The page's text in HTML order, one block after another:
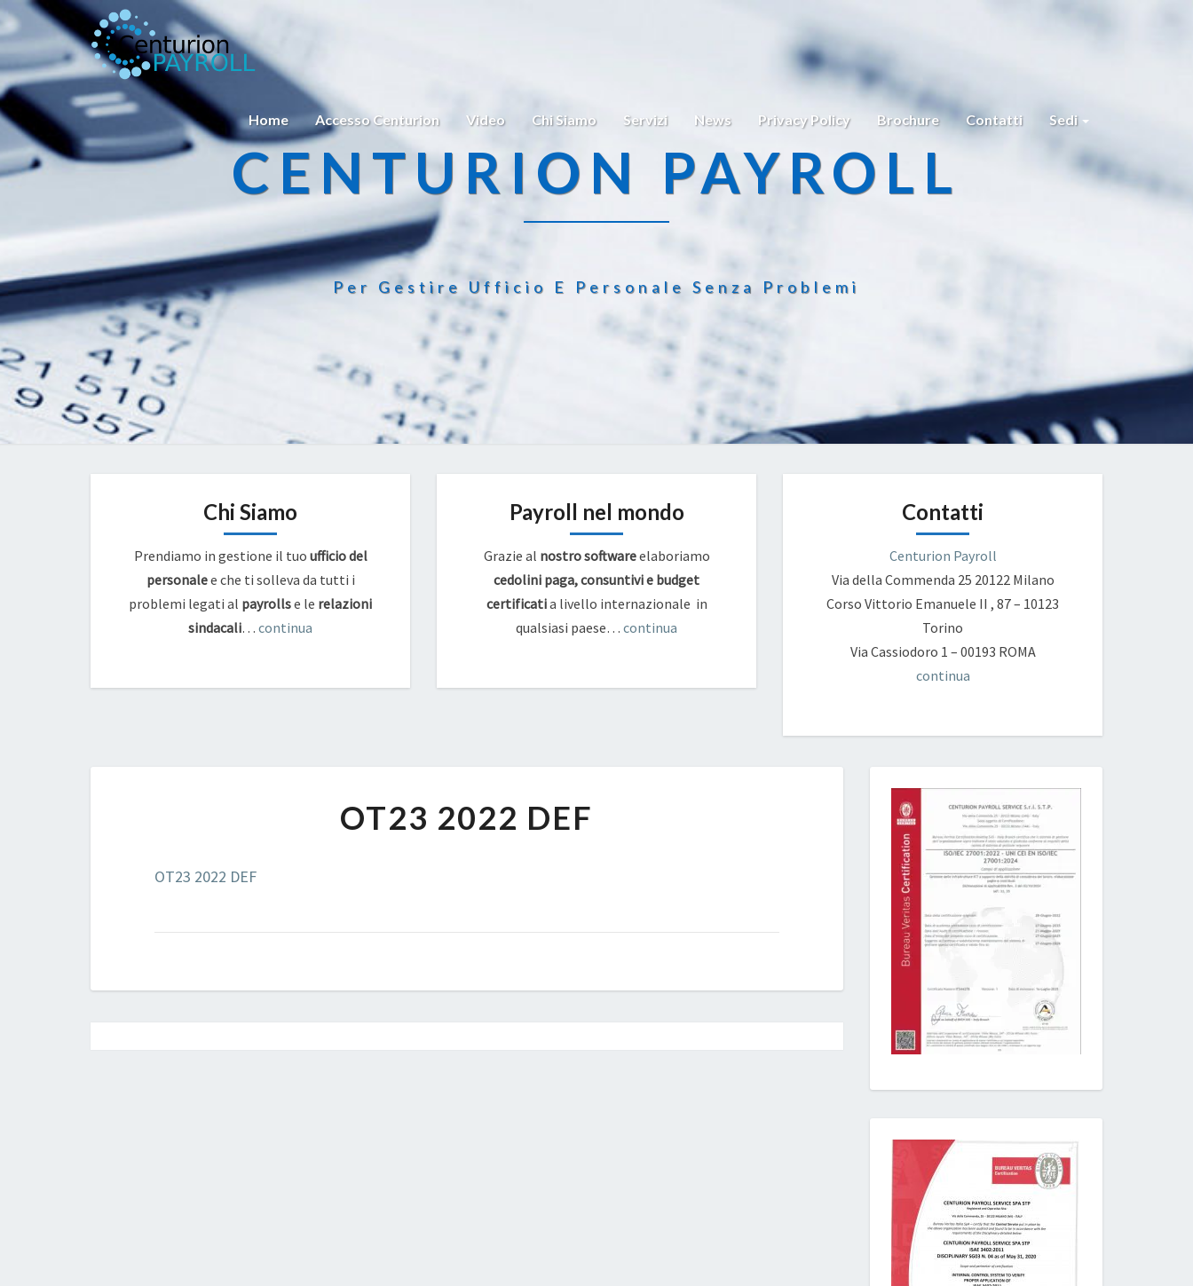
Home Accesso Centurion Video Chi Siamo Servizi News Privacy Policy Brochure Contatti Sedi
CENTURION PAYROLL
Per Gestire Ufficio E Personale Senza Problemi
Chi Siamo
Prendiamo in gestione il tuo ufficio del
personalee che ti solleva da tutti i
problemi legati al payrollse le relazioni
sindacali… continua
Payroll nel mondo
Grazie al nostro softwareelaboriamo
cedolini paga, consuntivi e budget
certificatia livello internazionale in
qualsiasi paese… continua
Contatti
Centurion Payroll
Via della Commenda 25 20122 Milano
Corso Vittorio Emanuele II , 87 – 10123
Torino
Via Cassiodoro 1 – 00193 ROMA
continua
2022
OT23 2022 DEF
OT23 2022 DEF